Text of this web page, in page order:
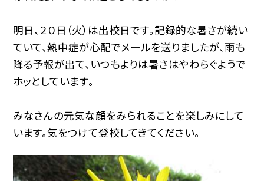
明日、２０日（火）は出校日です。記録的な暑さが続い
ていて、熱中症が心配でメールを送りましたが、雨も
降る予報が出て、いつもよりは暑さはやわらぐようで
ホッとしています。
みなさんの元気な顔をみられることを楽しみにして
います。気をつけて登校してきてください。